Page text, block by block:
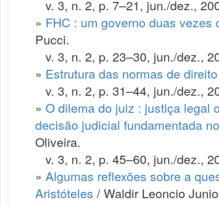
v. 3, n. 2, p. 7–21, jun./dez.,
» FHC : um governo duas vezes
Pucci.
v. 3, n. 2, p. 23–30, jun./dez.,
» Estrutura das normas de
v. 3, n. 2, p. 31–44, jun./dez.,
» O dilema do juiz : justiça legal
decisão judicial fundamentada
Oliveira.
v. 3, n. 2, p. 45–60, jun./dez.,
» Algumas reflexões sobre a
Aristóteles / Waldir Leoncio